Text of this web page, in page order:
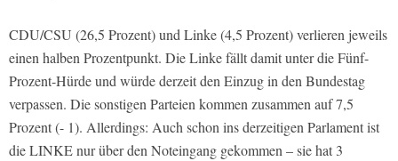
CDU/CSU (26,5 Prozent) und Linke (4,5 Prozent) verlieren jeweils
einen halben Prozentpunkt. Die Linke fällt damit unter die Fünf-
Prozent-Hürde und würde derzeit den Einzug in den Bundestag
verpassen. Die sonstigen Parteien kommen zusammen auf 7,5
Prozent (- 1). Allerdings: Auch schon ins derzeitigen Parlament ist
die LINKE nur über den Noteingang gekommen – sie hat 3